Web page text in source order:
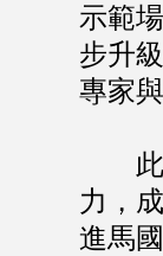
示範
步升
專家
此次
力，
進馬